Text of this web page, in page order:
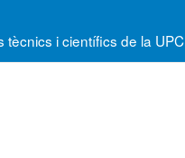
i científics de la UPC